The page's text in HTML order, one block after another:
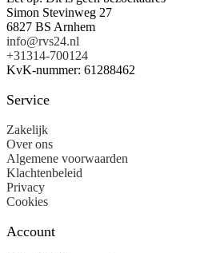
Simon Stevinweg 27
6827 BS Arnhem
info@rvs24.nl
+31314-700124
KvK-nummer: 61288462
Service
Zakelijk
Over ons
Algemene voorwaarden
Klachtenbeleid
Privacy
Cookies
Account